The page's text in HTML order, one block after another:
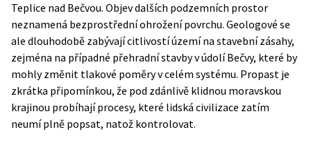
Teplice nad Bečvou. Objev dalších podzemních prostor
neznamená bezprostřední ohrožení povrchu. Geologové se
ale dlouhodobě zabývají citlivostí území na stavební zásahy,
zejména na případné přehradní stavby v údolí Bečvy, které by
mohly změnit tlakové poměry v celém systému. Propast je
zkrátka připomínkou, že pod zdánlivě klidnou moravskou
krajinou probíhají procesy, které lidská civilizace zatím
neumí plně popsat, natož kontrolovat.